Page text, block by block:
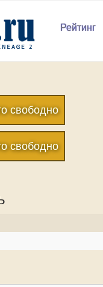
Рейтинг
свободно
свободно